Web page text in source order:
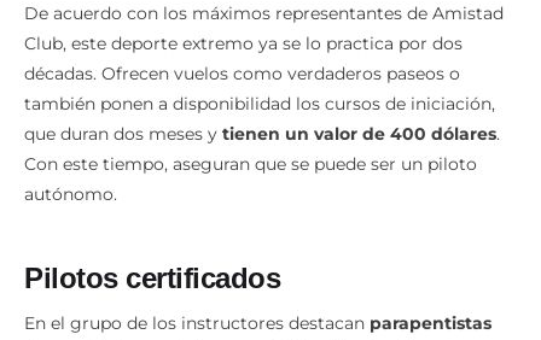
De acuerdo con los máximos representantes de Amistad
Club, este deporte extremo ya se lo practica por dos
décadas. Ofrecen vuelos como verdaderos paseos o
también ponen a disponibilidad los cursos de iniciación,
que duran dos meses y tienen un valor de 400 dólares.
Con este tiempo, aseguran que se puede ser un piloto
autónomo.
Pilotos certificados
En el grupo de los instructores destacan parapentistas